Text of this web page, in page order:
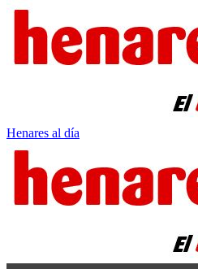
Henares al día